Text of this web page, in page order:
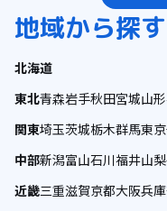
地域から探す
北海道
東北青森岩手秋田宮城山形
関東埼玉茨城栃木群馬東京
中部新潟富山石川福井山梨
近畿三重滋賀京都大阪兵庫